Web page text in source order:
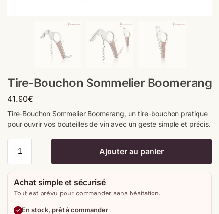
Tire-Bouchon Sommelier Boomerang
41.90€
Tire-Bouchon Sommelier Boomerang, un tire-bouchon pratique
pour ouvrir vos bouteilles de vin avec un geste simple et précis.
Ajouter au panier
Achat simple et sécurisé
Tout est prévu pour commander sans hésitation.
En stock, prêt à commander